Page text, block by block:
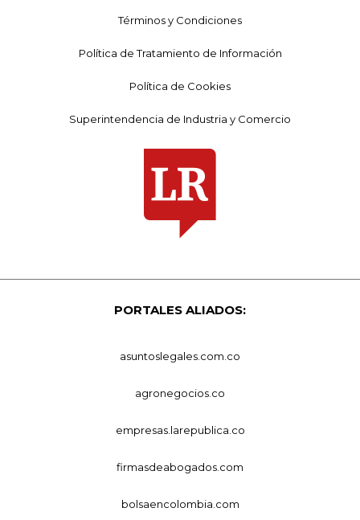
Términos y Condiciones
Política de Tratamiento de Información
Política de Cookies
Superintendencia de Industria y Comercio
PORTALES ALIADOS:
asuntoslegales.com.co
agronegocios.co
empresas.larepublica.co
firmasdeabogados.com
bolsaencolombia.com